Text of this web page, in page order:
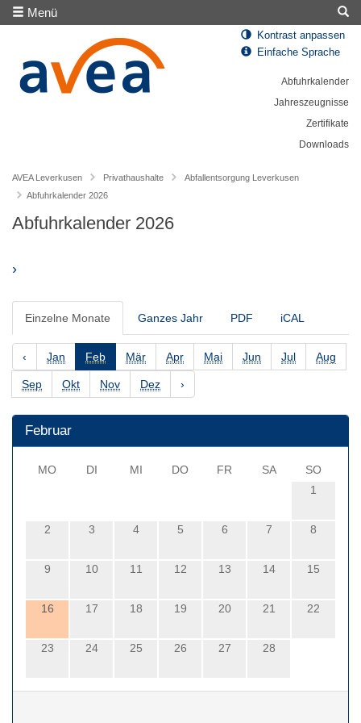
Menü
Kontrast anpassen
Einfache Sprache
Abfuhrkalender
Jahreszeugnisse
Zertifikate
Downloads
AVEA Leverkusen Privathaushalte
Abfallentsorgung Leverkusen
Abfuhrkalender 2026
Abfuhrkalender 2026
›
Einzelne Monate Ganzes Jahr PDF iCAL
‹ Jan Feb Mär Apr Mai Jun Jul Aug
Sep Okt Nov Dez ›
Februar
MO DI MI DO FR SA
SO
1
2 3 4 5 6 7 8
9 10 11 12 13 14 15
16 17 18 19 20 21 22
23 24 25 26 27 28